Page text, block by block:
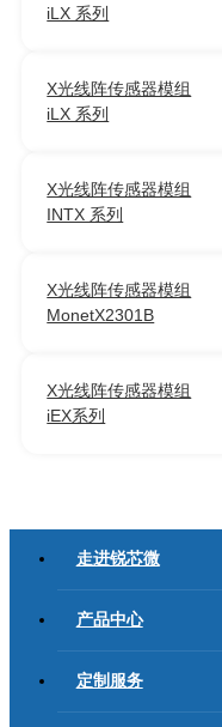
iLX 系列
X光线阵传感器模组
iLX 系列
X光线阵传感器模组
INTX 系列
X光线阵传感器模组
MonetX2301B
X光线阵传感器模组
iEX系列
走进锐芯微
产品中心
定制服务